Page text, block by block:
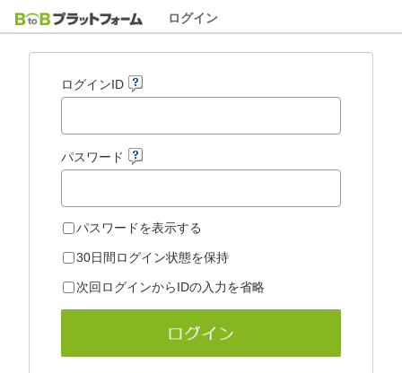
ログイン
ログインID
パスワード
パスワードを表示する
30日間ログイン状態を保持
次回ログインからIDの入力を省略